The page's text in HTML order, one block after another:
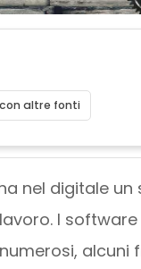
altre fonti
nel digitale
I software
alcuni